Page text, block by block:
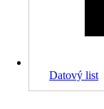
Datový list